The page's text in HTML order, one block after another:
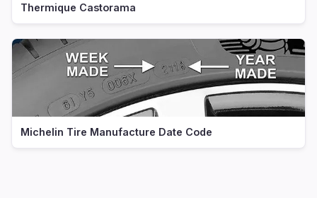
Thermique Castorama
Michelin Tire Manufacture Date Code